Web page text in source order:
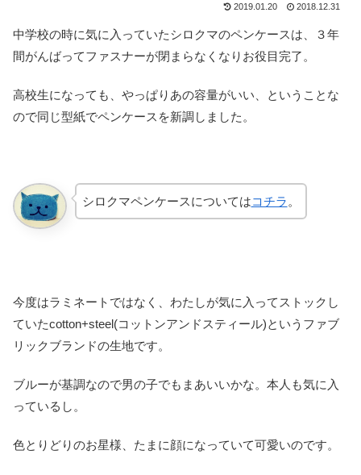
2019.01.20 2018.12.31
中学校の時に気に入っていたシロクマのペンケースは、３年
間がんばってファスナーが閉まらなくなりお役目完了。
高校生になっても、やっぱりあの容量がいい、ということな
ので同じ型紙でペンケースを新調しました。
シロクマペンケースについてはコチラ 。
今度はラミネートではなく、わたしが気に入ってストックし
ていたcotton+steel(コットンアンドスティール)というファブ
リックブランドの生地です。
ブルーが基調なので男の子でもまあいいかな。本人も気に入
っているし。
色とりどりのお星様、たまに顔になっていて可愛いのです。